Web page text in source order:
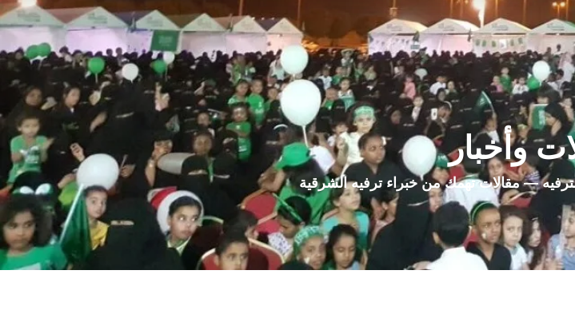
وأخبار
— مقالات تهمك من خبراء ترفيه الشرقية